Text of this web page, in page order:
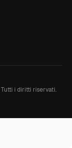
Tutti i diritti riservati.